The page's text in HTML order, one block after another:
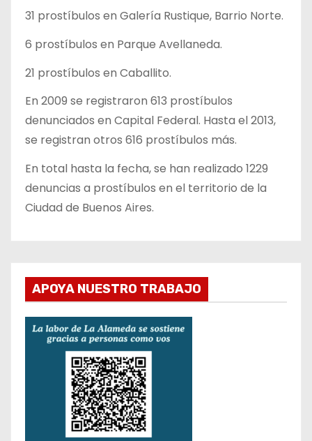
31 prostíbulos en Galería Rustique, Barrio Norte.
6 prostíbulos en Parque Avellaneda.
21 prostíbulos en Caballito.
En 2009 se registraron 613 prostíbulos
denunciados en Capital Federal. Hasta el 2013,
se registran otros 616 prostíbulos más.
En total hasta la fecha, se han realizado 1229
denuncias a prostíbulos en el territorio de la
Ciudad de Buenos Aires.
APOYA NUESTRO TRABAJO